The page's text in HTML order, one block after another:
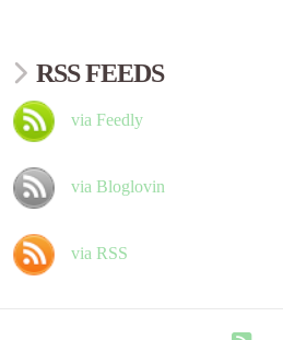
RSS FEEDS
via Feedly
via Bloglovin
via RSS